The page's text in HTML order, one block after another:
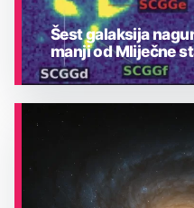
ASTRONOMIJA
Šest galaksija
manji od Mliječne